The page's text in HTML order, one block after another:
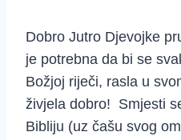
Dobro Jutro Djevojke
je potrebna da bi se
Božjoj riječi, rasla u
živjela dobro! Smjesti
Bibliju (uz čašu svog